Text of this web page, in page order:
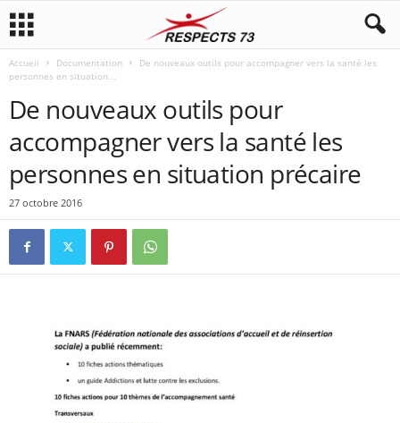
Accueil Documentation
De nouveaux outils pour accompagner vers la santé les
personnes en situation...
De nouveaux outils pour
accompagner vers la santé les
personnes en situation précaire
27 octobre 2016